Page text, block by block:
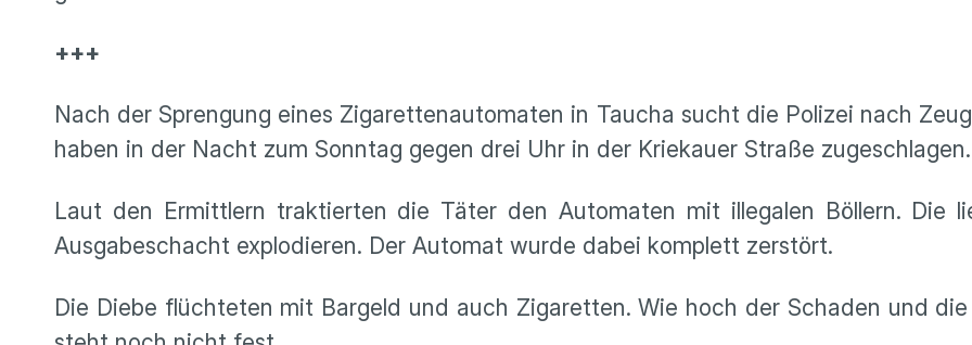
+++
Nach der Sprengung eines Zigarettenautomaten in Taucha sucht die Polizei nach
haben in der Nacht zum Sonntag gegen drei Uhr in der Kriekauer Straße
Laut den Ermittlern traktierten die Täter den Automaten mit illegalen Böllern. Die
Ausgabeschacht explodieren. Der Automat wurde dabei komplett zerstört.
Die Diebe flüchteten mit Bargeld und auch Zigaretten. Wie hoch der Schaden und